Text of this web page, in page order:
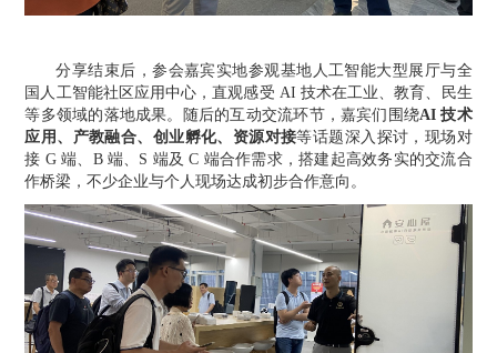
分享结束后，参会嘉宾实地参观基地人工智能大型展厅与全
国人工智能社区应用中心，直观感受 AI 技术在工业、教育、民生
等多领域的落地成果。随后的互动交流环节，嘉宾们围绕AI 技术
应用、产教融合、创业孵化、资源对接等话题深入探讨，现场对
接 G 端、B 端、S 端及 C 端合作需求，搭建起高效务实的交流合
作桥梁，不少企业与个人现场达成初步合作意向。